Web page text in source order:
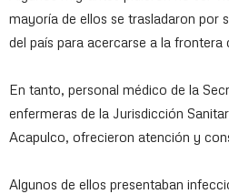
mayoría de ellos se trasladaron por
del país para acercarse a la
En tanto, personal médico de la
enfermeras de la Jurisdicción
Acapulco, ofrecieron atención y
Algunos de ellos presentaban